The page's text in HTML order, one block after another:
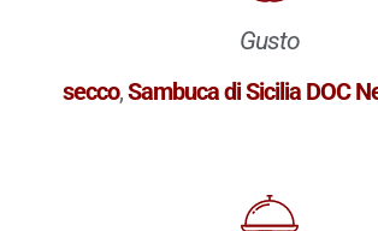
Gusto
secco,Sambuca di Sicilia DOC